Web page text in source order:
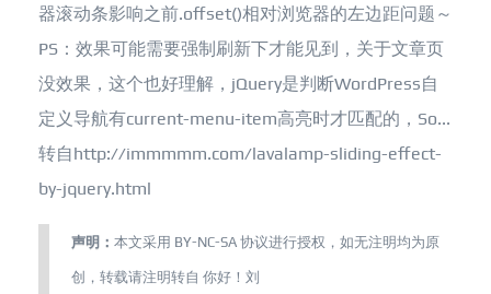
器滚动条影响之前.offset()相对浏览器的左边距问题～
PS：效果可能需要强制刷新下才能见到，关于文章页
没效果，这个也好理解，jQuery是判断WordPress自
定义导航有current-menu-item高亮时才匹配的，So...
转自http://immmmm.com/lavalamp-sliding-effect-
by-jquery.html
声明： 本文采用 BY-NC-SA 协议进行授权，如无注明均为原
创，转载请注明转自 你好！刘